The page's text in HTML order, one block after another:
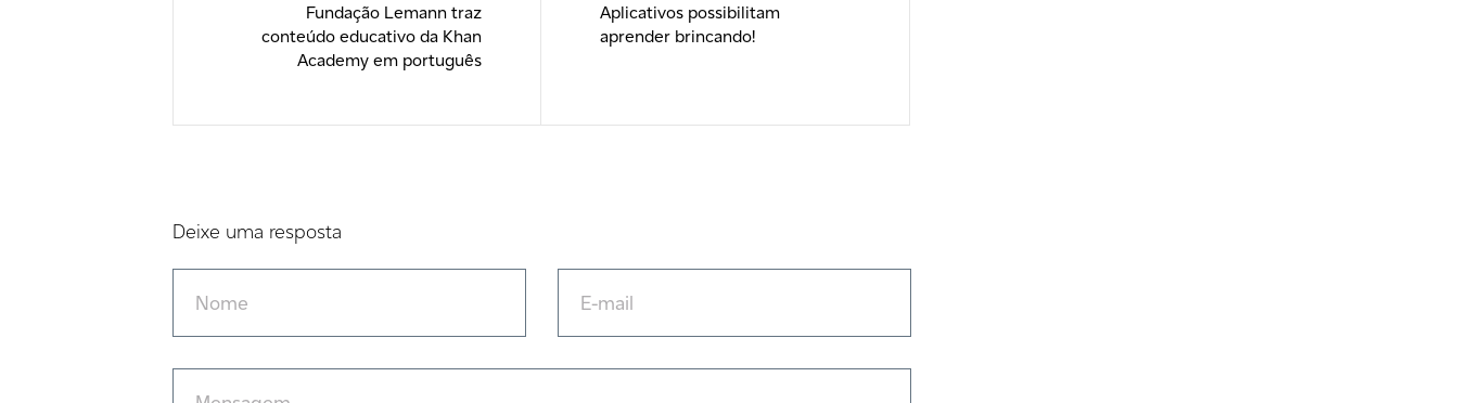
Fundação Lemann traz
conteúdo educativo da Khan
Academy em português
Aplicativos possibilitam
aprender brincando!
Deixe uma resposta